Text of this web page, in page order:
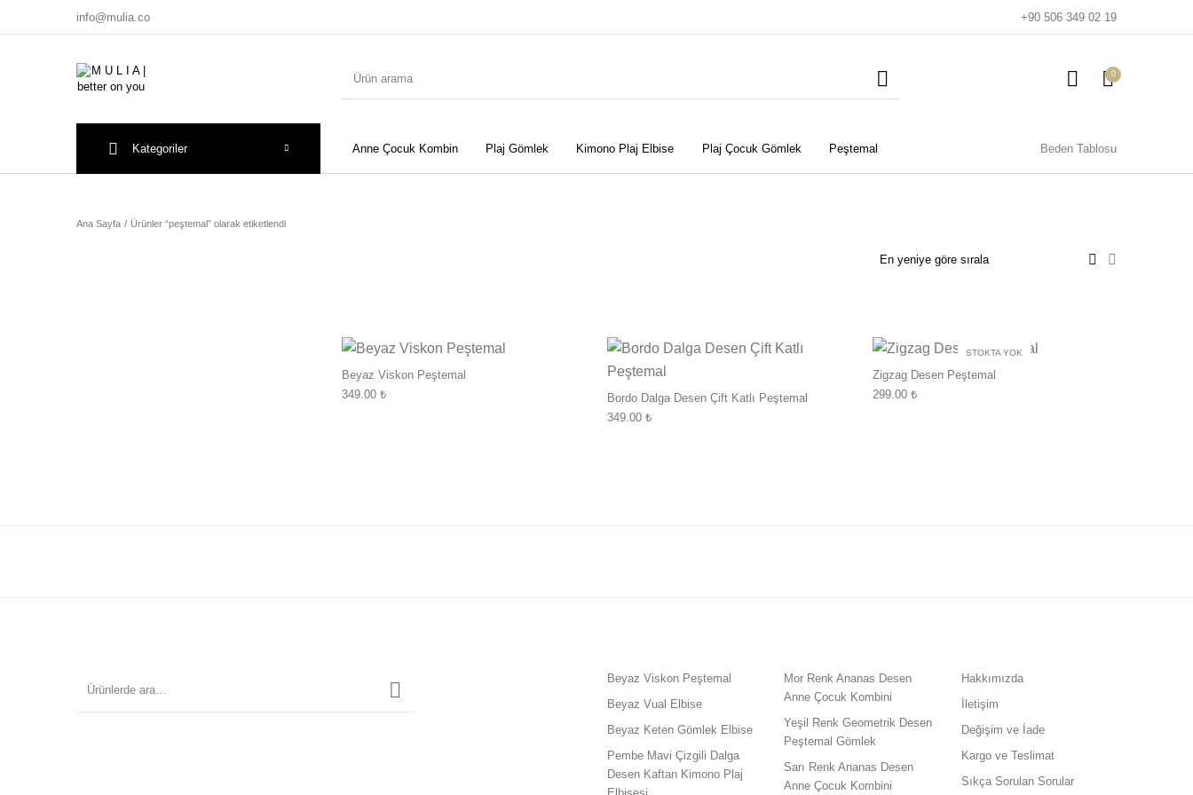
info@mulia.co +90 506 349 02 19
0
Anne Çocuk Kombin Plaj Gömlek Kimono Plaj Elbise Plaj Çocuk Gömlek Peştemal Beden Tablosu
Kategoriler
Anne Çocuk Kombin
Elbise
Kimono Plaj Elbise
Plaj Çocuk Gömlek Plaj Gömlek
Ana Sayfa / Ürünler “peştemal” olarak etiketlendi
Beyaz Viskon Peştemal
349.00 ₺
Bu ürünün birden fazla varyasyonu var. Seçenekler ürün sayfasından seçilebilir
Bordo Dalga Desen Çift Katlı Peştemal
349.00 ₺
Bu ürünün birden fazla varyasyonu var. Seçenekler ürün
STOKTA YOK
Zigzag Desen Peştemal
299.00 ₺
Beyaz Viskon Peştemal
Beyaz Vual Elbise
Beyaz Keten Gömlek Elbise
Pembe Mavi Çizgili Dalga
Desen Kaftan Kimono Plaj
Mor Renk Ananas Desen
Anne Çocuk Kombini
Yeşil Renk Geometrik Desen
Peştemal Gömlek
Sarı Renk Ananas Desen
Anne Çocuk Kombini
Hakkımızda
İletişim
Değişim ve İade
Kargo ve Teslimat
Sıkça Sorulan Sorular